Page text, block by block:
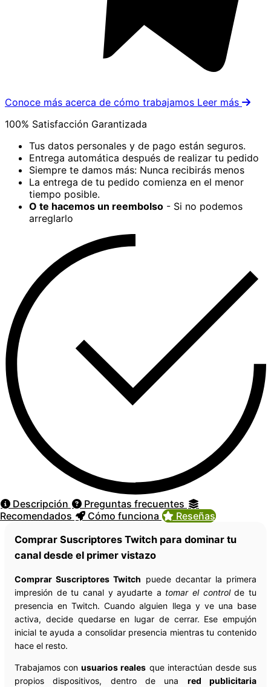
Conoce más acerca de cómo trabajamos Leer más
100% Satisfacción Garantizada
Tus datos personales y de pago están seguros.
Entrega automática después de realizar tu pedido
Siempre te damos más: Nunca recibirás menos
La entrega de tu pedido comienza en el menor
tiempo posible.
O te hacemos un reembolso - Si no podemos
arreglarlo
Descripción
Preguntas frecuentes
Recomendados
Cómo funciona
Reseñas
Comprar Suscriptores Twitch para dominar tu
canal desde el primer vistazo
Comprar Suscriptores Twitch puede decantar la primera
impresión de tu canal y ayudarte a tomar el controlde tu
presencia en Twitch. Cuando alguien llega y ve una base
activa, decide quedarse en lugar de cerrar. Ese empujón
inicial te ayuda a consolidar presencia mientras tu contenido
hace el resto.
Trabajamos conusuarios reales que interactúan desde sus
propios dispositivos, dentro de una red publicitaria